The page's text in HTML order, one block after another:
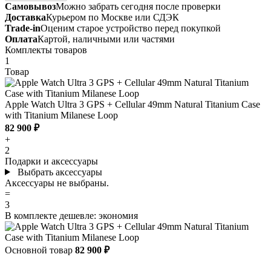
СамовывозМожно забрать сегодня после проверки
ДоставкаКурьером по Москве или СДЭК
Trade-inОценим старое устройство перед покупкой
ОплатаКартой, наличными или частями
Комплекты товаров
1
Товар
Apple Watch Ultra 3 GPS + Cellular 49mm Natural Titanium Case
with Titanium Milanese Loop
82 900 ₽
+
2
Подарки и аксессуары
Выбрать аксессуары
Аксессуары не выбраны.
=
3
В комплекте дешевле: экономия
Основной товар 82 900 ₽